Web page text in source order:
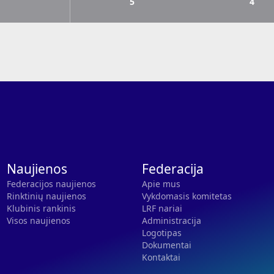
Naujienos
Federacijos naujienos
Rinktinių naujienos
Klubinis rankinis
Visos naujienos
Federacija
Apie mus
Vykdomasis komitetas
LRF nariai
Administracija
Logotipas
Dokumentai
Kontaktai